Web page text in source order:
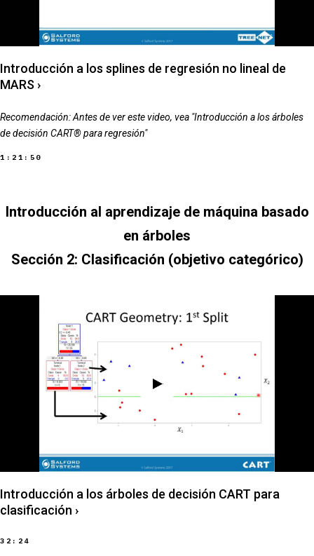
Introducción a los splines de regresión no lineal de
MARS ›
Recomendación: Antes de ver este video, vea "Introducción a los árboles
de decisión CART® para regresión"
1:21:50
Introducción al aprendizaje de máquina basado
en árboles
Sección 2: Clasificación (objetivo categórico)
Introducción a los árboles de decisión CART para
clasificación ›
32:24